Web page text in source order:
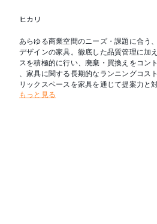
ヒカリ
あらゆる商業空間のニーズ・課題に合う
デザインの家具。徹底した品質管理に加
スを積極的に行い、廃棄・買換えをコン
、家具に関する長期的なランニングコス
リックスペースを家具を通じて提案力と
もっと見る